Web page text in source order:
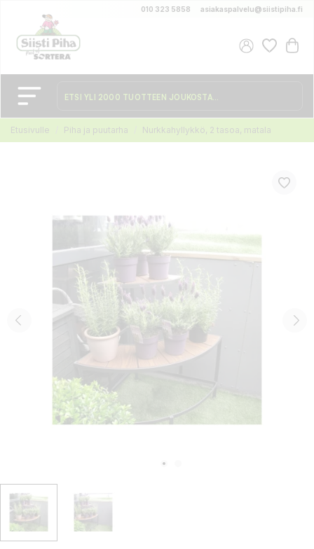
010 323 5858 asiakaspalvelu@siistipiha.fi
Etusivulle Piha ja puutarha Nurkkahyllykkö, 2 tasoa, matala